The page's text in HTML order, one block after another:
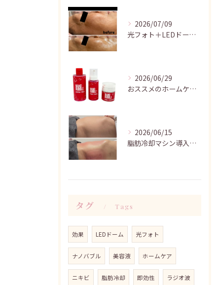
2026/07/09
光フォト＋LEDドームの効果です♪
2026/06/29
おススメのホームケア ナノバブルシリーズ♪
2026/06/15
脂肪冷却マシン導入しました！！
タグ Tags
効果 LEDドーム 光フォト
ナノバブル 美容液 ホームケア
ニキビ 脂肪冷却 即効性 ラジオ波